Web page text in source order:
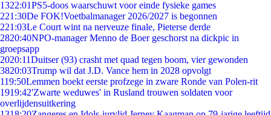
1322:01PS5-doos waarschuwt voor einde fysieke games
221:30De FOK!Voetbalmanager 2026/2027 is begonnen
221:03Le Court wint na nerveuze finale, Pieterse derde
2820:40NPO-manager Menno de Boer geschorst na dickpic in
groepsapp
2020:11Duitser (93) crasht met quad tegen boom, vier gewonden
3820:03Trump wil dat J.D. Vance hem in 2028 opvolgt
119:50Lemmen boekt eerste profzege in zware Ronde van Polen-rit
1919:42'Zwarte weduwes' in Rusland trouwen soldaten voor
overlijdensuitkering